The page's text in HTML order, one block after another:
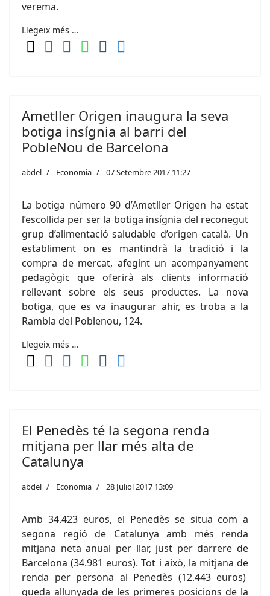
verema.
Llegeix més …
Ametller Origen inaugura la seva
botiga insígnia al barri del
PobleNou de Barcelona
abdel Economia 07 Setembre 2017 11:27
La botiga número 90 d’Ametller Origen ha estat
l’escollida per ser la botiga insígnia del reconegut
grup d’alimentació saludable d’origen català. Un
establiment on es mantindrà la tradició i la
compra de mercat, afegint un acompanyament
pedagògic que oferirà als clients informació
rellevant sobre els seus productes. La nova
botiga, que es va inaugurar ahir, es troba a la
Rambla del Poblenou, 124.
Llegeix més …
El Penedès té la segona renda
mitjana per llar més alta de
Catalunya
abdel Economia 28 Juliol 2017 13:09
Amb 34.423 euros, el Penedès se situa com a
segona regió de Catalunya amb més renda
mitjana neta anual per llar, just per darrere de
Barcelona (34.981 euros). Tot i això, la mitjana de
renda per persona al Penedès (12.443 euros)
queda allunyada de les primeres posicions de la